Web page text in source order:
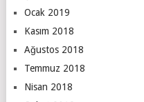
Ocak 2019
Kasım 2018
Ağustos 2018
Temmuz 2018
Nisan 2018